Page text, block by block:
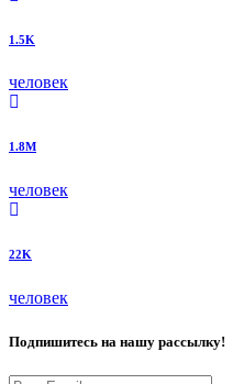
1.5K
человек
1.8M
человек
22K
человек
Подпишитесь на нашу рассылку!